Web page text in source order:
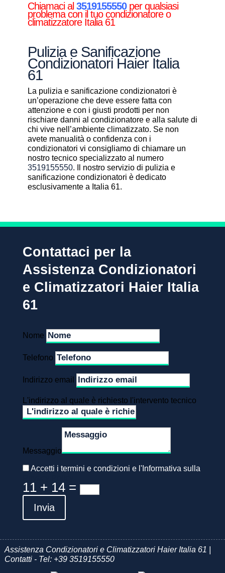
Chiamaci al 3519155550per qualsiasi
problema con il tuo condizionatore o
climatizzatore Italia 61
Pulizia e Sanificazione
Condizionatori Haier Italia
61
La pulizia e sanificazione condizionatori è
un’operazione che deve essere fatta con
attenzione e con i giusti prodotti per non
rischiare danni al condizionatore e alla salute di
chi vive nell’ambiente climatizzato. Se non
avete manualità o confidenza con i
condizionatori vi consigliamo di chiamare un
nostro tecnico specializzato al numero
3519155550. Il nostro servizio di pulizia e
sanificazione condizionatori è dedicato
esclusivamente a Italia 61.
Contattaci per la
Assistenza Condizionatori
e Climatizzatori Haier Italia
61
Nome
Telefono
Indirizzo email
L'indirizzo al quale è richiesto l'intervento tecnico
Messaggio
Accetti i termini e condizioni e l'Informativa sulla
11 + 14=
Invia
Assistenza Condizionatori e Climatizzatori Haier Italia 61 |
Contatti - Tel: +39 3519155550